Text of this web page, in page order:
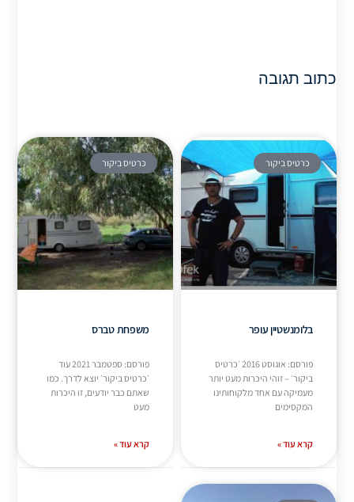
כתוב תגובה
כרטיס ביקור
בלומנשטיין עופר
פורסם: אוגוסט 2016 ׳כרטיס
ביקור׳ – זוהי היכרות מעט יותר
מעמיקה עם אחד מלקוחותינו
המקסימים
קרא עוד »
כרטיס ביקור
משפחת טברס
פורסם: ספטמבר 2021 עוד
׳כרטיס ביקור׳ יוצא לדרך. כמו
שאתם כבר יודעים, זו היכרות
מעט
קרא עוד »